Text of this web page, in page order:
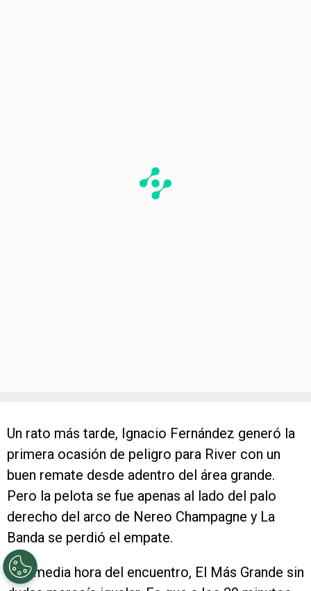
Un rato más tarde, Ignacio Fernández generó la
primera ocasión de peligro para River con un
buen remate desde adentro del área grande.
Pero la pelota se fue apenas al lado del palo
derecho del arco de Nereo Champagne y La
Banda se perdió el empate.
A la media hora del encuentro, El Más Grande sin